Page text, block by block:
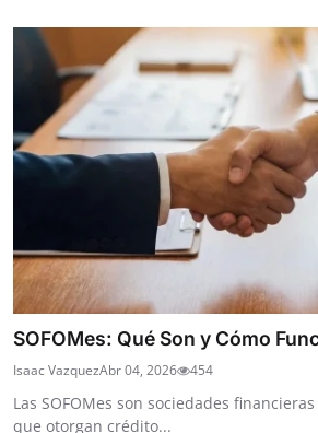
SOFOMes: Qué Son y Cómo
Isaac VazquezAbr 04, 2026 454
Las SOFOMes son sociedades
que otorgan crédito...